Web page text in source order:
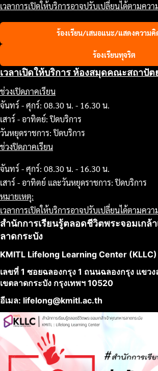
เวลาการเปิดให้บริการอาจปรับเปลี่ยนได้ตามคว
ร้องเรียน/เสนอแนะ/แสดงความคิ
ร้องเรียนทุจริต
เวลาเปิดให้บริการ ห้องสมุดคณะสถาปัต
ช่วงเปิดภาคเรียน
จันทร์ - ศุกร์: 08.30 น. - 16.30 น.
เสาร์ - อาทิตย์: ปิดบริการ
วันหยุดราชการ: ปิดบริการ
ช่วงปิดภาคเรียน
จันทร์ - ศุกร์: 08.30 น. - 16.30 น.
เสาร์ - อาทิตย์ และวันหยุดราชการ: ปิดบริการ
หมายเหตุ:
เวลาการเปิดให้บริการอาจปรับเปลี่ยนได้ตามคว
สำนักการเรียนรู้ตลอดชีวิตพระจอมเกล้
ลาดกระบัง
KMITL Lifelong Learning Center (KLLC)
เลขที่ 1 ซอยฉลองกรุง 1 ถนนฉลองกรุง แขว
เขตลาดกระบัง กรุงเทพฯ 10520
อีเมล: lifelong@kmitl.ac.th